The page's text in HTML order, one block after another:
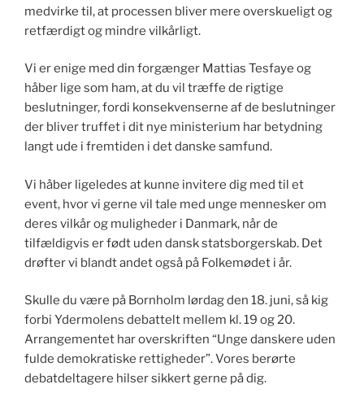
medvirke til, at processen bliver mere overskueligt og
retfærdigt og mindre vilkårligt.
Vi er enige med din forgænger Mattias Tesfaye og
håber lige som ham, at du vil træffe de rigtige
beslutninger, fordi konsekvenserne af de beslutninger
der bliver truffet i dit nye ministerium har betydning
langt ude i fremtiden i det danske samfund.
Vi håber ligeledes at kunne invitere dig med til et
event, hvor vi gerne vil tale med unge mennesker om
deres vilkår og muligheder i Danmark, når de
tilfældigvis er født uden dansk statsborgerskab. Det
drøfter vi blandt andet også på Folkemødet i år.
Skulle du være på Bornholm lørdag den 18. juni, så kig
forbi Ydermolens debattelt mellem kl. 19 og 20.
Arrangementet har overskriften “Unge danskere uden
fulde demokratiske rettigheder”. Vores berørte
debatdeltagere hilser sikkert gerne på dig.